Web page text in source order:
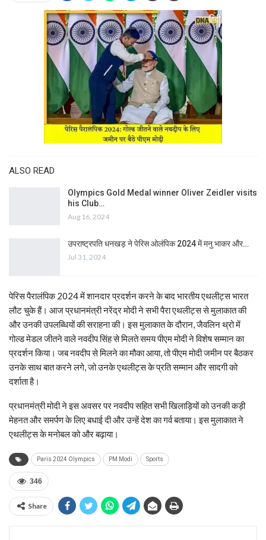
ALSO READ
Olympics Gold Medal winner Oliver Zeidler visits
his Club…
Aug 16, 2024
उपराष्ट्रपति धनखड़ ने पेरिस ओलंपिक 2024 में मनु भाकर और…
Jul 31, 2024
पेरिस पैरालंपिक 2024 में शानदार प्रदर्शन करने के बाद भारतीय एथलीट्स भारत
लौट चुके हैं। आज प्रधानमंत्री नरेंद्र मोदी ने सभी पैरा एथलीट्स से मुलाकात की
और उनकी उपलब्धियों की सराहना की। इस मुलाकात के दौरान, जैवलिन थ्रो में
गोल्ड मेडल जीतने वाले नवदीप सिंह से मिलते समय पीएम मोदी ने विशेष सम्मान का
प्रदर्शन किया। जब नवदीप से मिलने का मौका आया, तो पीएम मोदी जमीन पर बैठकर
उनके साथ बात करने लगे, जो उनके एथलीट्स के प्रति सम्मान और सादगी को
दर्शाता है।
प्रधानमंत्री मोदी ने इस अवसर पर नवदीप सहित सभी खिलाड़ियों को उनकी कड़ी
मेहनत और समर्पण के लिए बधाई दी और उन्हें देश का गर्व बताया। इस मुलाकात ने
एथलीट्स के मनोबल को और बढ़ाया।
Paris 2024 Olympics PM Modi Sports
346
Share